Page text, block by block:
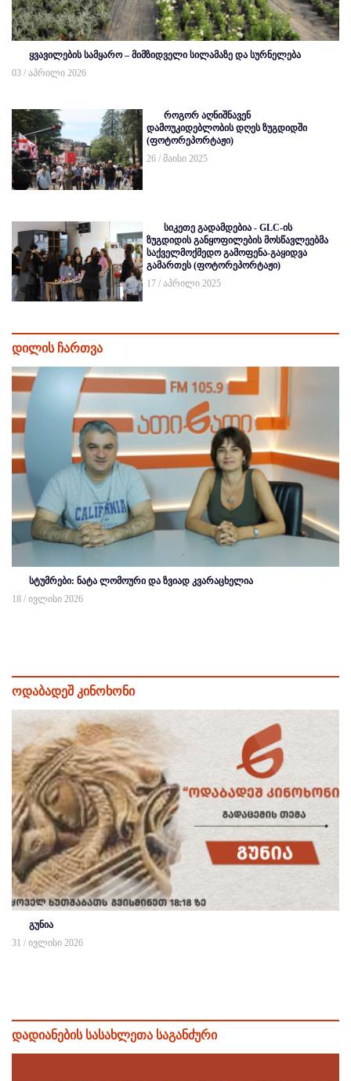
ყვავილების სამყარო – მიმზიდველი სილამაზე და სურნელება
03 / აპრილი 2026
როგორ აღნიშნავენ
დამოუკიდებლობის დღეს ზუგდიდში
(ფოტორეპორტაჟი)
26 / მაისი 2025
სიკეთე გადამდებია - GLC-ის
ზუგდიდის განყოფილების მოსწავლეებმა
საქველმოქმედო გამოფენა-გაყიდვა
გამართეს (ფოტორეპორტაჟი)
17 / აპრილი 2025
დილის ჩართვა
სტუმრები: ნატა ლომოური და ზვიად კვარაცხელია
18 / ივლისი 2026
ოდაბადეშ კინოხონი
გუნია
31 / ივლისი 2026
დადიანების სასახლეთა საგანძური